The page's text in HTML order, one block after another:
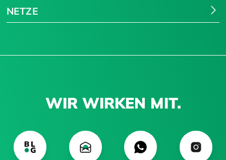
NETZE
WIR WIRKEN MIT.